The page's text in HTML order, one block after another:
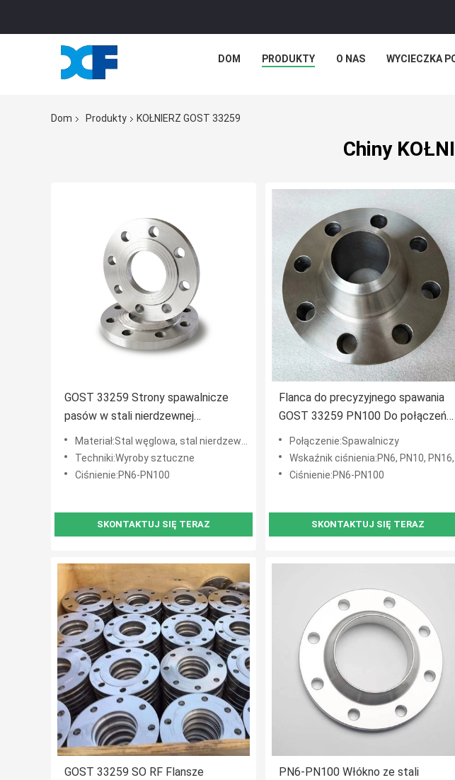
DOM PRODUKTY O NAS WYCIECZKA
Dom Produkty KOŁNIERZ GOST 33259
Chiny
GOST 33259 Strony spawalnicze
pasów w stali nierdzewnej
węglowej lub stopowej
Materiał:Stal węglowa, stal nierdzewna, stal stopowa
Techniki:Wyroby sztuczne
Ciśnienie:PN6-PN100
SKONTAKTUJ SIĘ TERAZ
Flanca do precyzyjnego spawania
GOST 33259 PN100 Do połączeń
rurowych
Połączenie:Spawalniczy
Wskaźnik ciśnienia:PN6, PN10, PN16, PN25, PN40, PN64, PN100, PN160
Ciśnienie:PN6-PN100
SKONTAKTUJ SIĘ TERAZ
GOST 33259 SO RF Flansze
PN6-PN100 Włókno ze stali